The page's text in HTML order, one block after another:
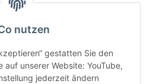
nutzen
gestatten Sie den
auf unserer Website: YouTube,
jederzeit ändern